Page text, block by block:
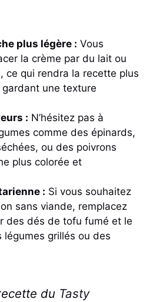
plus légère : Vous
la crème par du lait ou
ce qui rendra la recette plus
une texture
: N’hésitez pas à
comme des épinards,
ou des poivrons
plus colorée et
: Si vous souhaitez
sans viande, remplacez
des dés de tofu fumé et le
légumes grillés ou des
du Tasty